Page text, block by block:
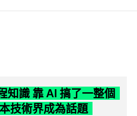
知識 靠 AI 搞了一整個
技術界成為話題